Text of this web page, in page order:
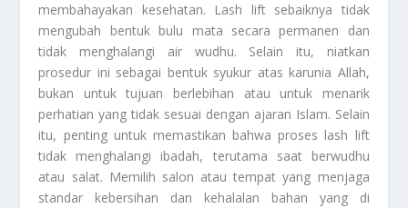
membahayakan kesehatan. Lash lift sebaiknya tidak
mengubah bentuk bulu mata secara permanen dan
tidak menghalangi air wudhu. Selain itu, niatkan
prosedur ini sebagai bentuk syukur atas karunia Allah,
bukan untuk tujuan berlebihan atau untuk menarik
perhatian yang tidak sesuai dengan ajaran Islam. Selain
itu, penting untuk memastikan bahwa proses lash lift
tidak menghalangi ibadah, terutama saat berwudhu
atau salat. Memilih salon atau tempat yang menjaga
standar kebersihan dan kehalalan bahan yang di